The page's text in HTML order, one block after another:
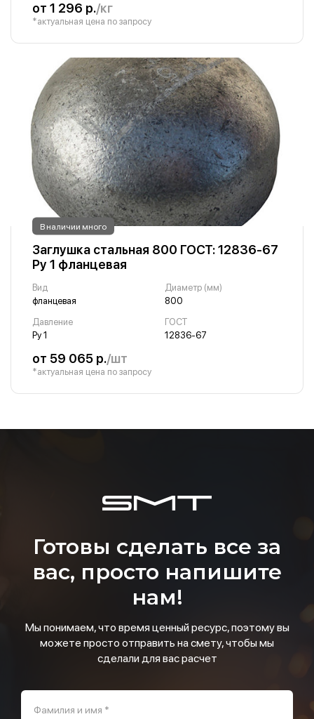
от 1 296 р./кг
*актуальная цена по запросу
В наличии много
Заглушка стальная 800 ГОСТ: 12836-67
Ру 1 фланцевая
Вид
фланцевая
Диаметр (мм)
800
Давление
Ру 1
ГОСТ
12836-67
от 59 065 р./шт
*актуальная цена по запросу
Готовы сделать все за
вас, просто напишите
нам!
Мы понимаем, что время ценный ресурс, поэтому вы
можете просто отправить на смету, чтобы мы
сделали для вас расчет
Фамилия и имя *